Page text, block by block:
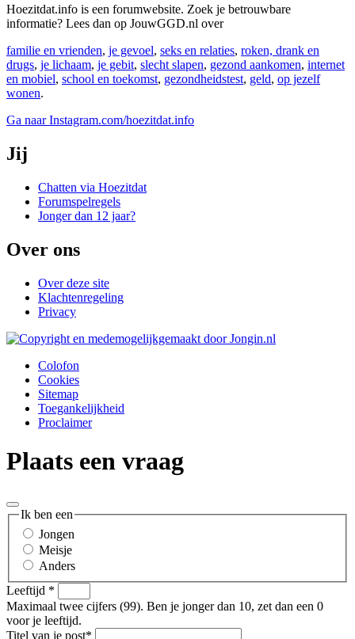
Hoezitdat.info is een forumwebsite. Zoek je betrouwbare
informatie? Lees dan op JouwGGD.nl over
familie en vrienden, je gevoel, seks en relaties, roken, drank en
drugs, je lichaam, je gebit, slecht slapen, gezond aankomen, internet
en mobiel, school en toekomst, gezondheidstest, geld, op jezelf
wonen.
Ga naar Instagram.com/hoezitdat.info
Jij
Chatten via Hoezitdat
Forumspelregels
Jonger dan 12 jaar?
Over ons
Over deze site
Klachtenregeling
Privacy
Colofon
Cookies
Sitemap
Toegankelijkheid
Proclaimer
Plaats een vraag
Ik ben een
Jongen
Meisje
Anders
Leeftijd *
Maximaal twee cijfers (99). Ben je jonger dan 10, zet dan een 0
voor je leeftijd.
Titel van je post*